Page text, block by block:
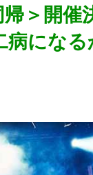
帰＞開
病にな